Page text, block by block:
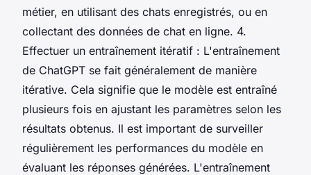
métier, en utilisant des chats enregistrés, ou en
collectant des données de chat en ligne. 4.
Effectuer un entraînement itératif : L'entraînement
de ChatGPT se fait généralement de manière
itérative. Cela signifie que le modèle est entraîné
plusieurs fois en ajustant les paramètres selon les
résultats obtenus. Il est important de surveiller
régulièrement les performances du modèle en
évaluant les réponses générées. L'entraînement